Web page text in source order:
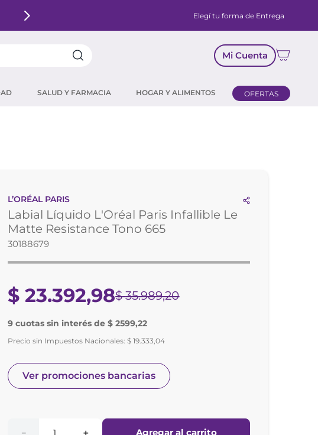
Elegí tu forma de Entrega
Mi Cuenta
SALUD Y FARMACIA HOGAR Y ALIMENTOS OFERTAS
L’ORÉAL PARIS
Labial Líquido L'Oréal Paris Infallible Le
Matte Resistance Tono 665
30188679
$ 23.392,98$ 35.989,20
9 cuotas sin interés de $ 2599,22
Precio sin Impuestos Nacionales:$ 19.333,04
Ver promociones bancarias
＋
－ Agregar al carrito